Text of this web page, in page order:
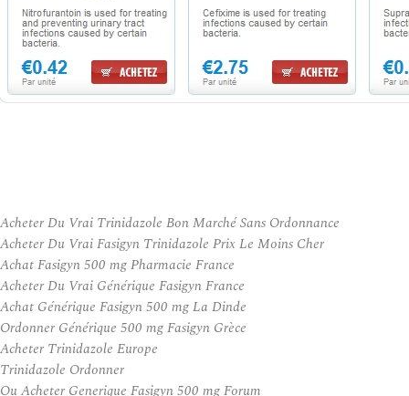
Acheter Du Vrai Trinidazole Bon Marché Sans Ordonnance
Acheter Du Vrai Fasigyn Trinidazole Prix Le Moins Cher
Achat Fasigyn 500 mg Pharmacie France
Acheter Du Vrai Générique Fasigyn France
Achat Générique Fasigyn 500 mg La Dinde
Ordonner Générique 500 mg Fasigyn Grèce
Acheter Trinidazole Europe
Trinidazole Ordonner
Ou Acheter Generique Fasigyn 500 mg Forum